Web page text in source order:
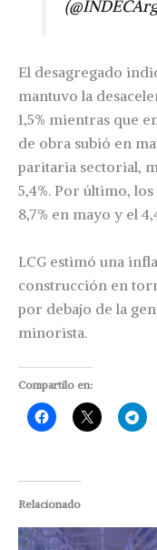
El desagregado
mantuvo la
1,5% mientras que
de obra subió en
paritaria sectorial,
5,4%. Por último,
8,7% en mayo y el
LCG estimó una
construcción en
por debajo de la
minorista.
Compartilo en:
Relacionado